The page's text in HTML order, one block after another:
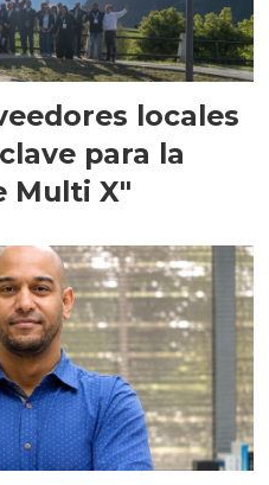
locales
para la
Multi X"